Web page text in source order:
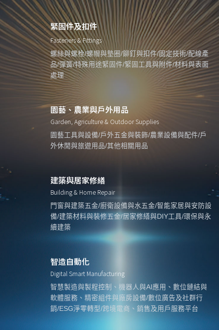
緊固件及扣件
Fasteners & Fittings
螺絲與螺栓/螺帽與墊圈/鉚釘與扣件/固定技術/配線產
品/彈簧/特殊用途緊固件/緊固工具與附件/材料與表面
處理
園藝、農業與戶外用品
Garden, Agriculture & Outdoor Supplies
園藝工具與設備/戶外五金與裝飾/農業設備與配件/戶
外休閒與旅遊用品/其他相關用品
建築與居家修繕
Building & Home Repair
門窗與建築五金/廚衛設備與水五金/智能家居與安防設
備/建築材料與裝修五金/居家修繕與DIY工具/環保與永
續建築
智造自動化
Digital Smart Manufacturing
智慧製造與製程控制、機器人與AI應用、數位鏈結與
軟體服務、精密組件與廠房設備/數位廣告及社群行
銷/ESG淨零轉型/跨境電商、銷售及用戶服務平台